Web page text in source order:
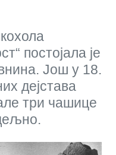
постојала је
Још у 18.
дејстава
три чашице